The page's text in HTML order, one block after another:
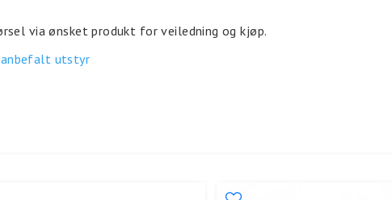
via ønsket produkt for veiledning og kjøp.
anbefalt utstyr